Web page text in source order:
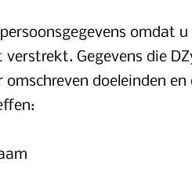
omdat
verstrekt. Gegevens die
omschreven doeleinden